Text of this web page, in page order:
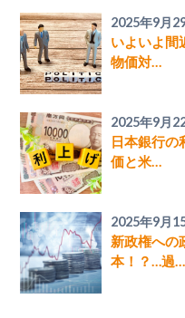
2025年9月
いよいよ間
物価対…
2025年9月
日本銀行の
価と米…
2025年9月
新政権への
本！？…過…